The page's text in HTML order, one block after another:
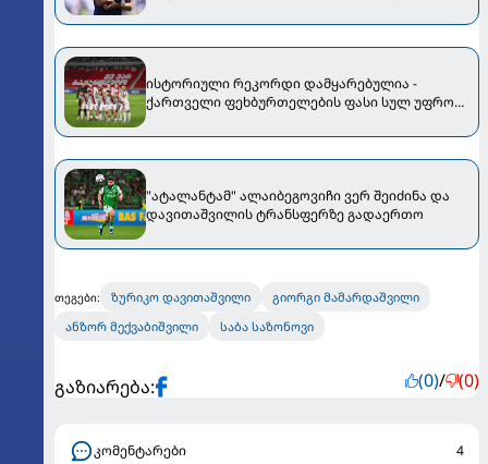
ისტორიული რეკორდი დამყარებულია -
ქართველი ფეხბურთელების ფასი სულ უფრო
"ატალანტამ" ალაიბეგოვიჩი ვერ შეიძინა და
დავითაშვილის ტრანსფერზე გადაერთო
თეგები: ზურიკო დავითაშვილი
გიორგი მამარდაშვილი
ანზორ მექვაბიშვილი
საბა საზონოვი
გაზიარება: (0)/ (0)
კომენტარები 4